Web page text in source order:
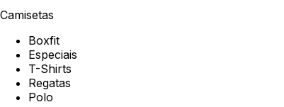
Camisetas
Boxfit
Especiais
T-Shirts
Regatas
Polo